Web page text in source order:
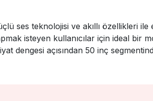
ses teknolojisi ve akıllı özellikleri
isteyen kullanıcılar için ideal bir
dengesi açısından 50 inç